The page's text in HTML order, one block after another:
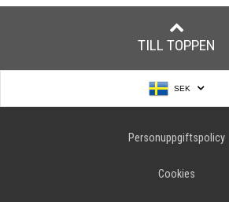
TILL TOPPEN
SEK
Personuppgiftspolicy
Cookies